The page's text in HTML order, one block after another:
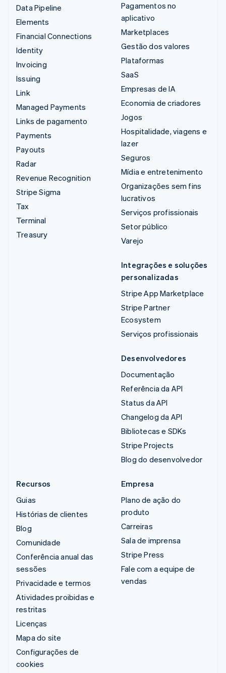
Data Pipeline
Elements
Financial Connections
Identity
Invoicing
Issuing
Link
Managed Payments
Links de pagamento
Payments
Payouts
Radar
Revenue Recognition
Stripe Sigma
Tax
Terminal
Treasury
Pagamentos no
aplicativo
Marketplaces
Gestão dos valores
Plataformas
SaaS
Empresas de IA
Economia de criadores
Jogos
Hospitalidade, viagens e
lazer
Seguros
Mídia e entretenimento
Organizações sem fins
lucrativos
Serviços profissionais
Setor público
Varejo
Integrações e soluções
personalizadas
Stripe App Marketplace
Stripe Partner
Ecosystem
Serviços profissionais
Desenvolvedores
Documentação
Referência da API
Status da API
Changelog da API
Bibliotecas e SDKs
Stripe Projects
Blog do desenvolvedor
Recursos
Guias
Histórias de clientes
Blog
Comunidade
Conferência anual das
sessões
Privacidade e termos
Atividades proibidas e
restritas
Licenças
Mapa do site
Configurações de
cookies
Empresa
Plano de ação do
produto
Carreiras
Sala de imprensa
Stripe Press
Fale com a equipe de
vendas